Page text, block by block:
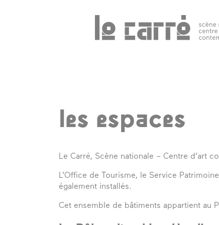
spectacles
contemporain
autres rendez-
vous
temps forts
les espaces
Le Carré, Scène nationale – Centre d’art
L’Office de Tourisme, le Service
également installés.
Cet ensemble de bâtiments appartient au